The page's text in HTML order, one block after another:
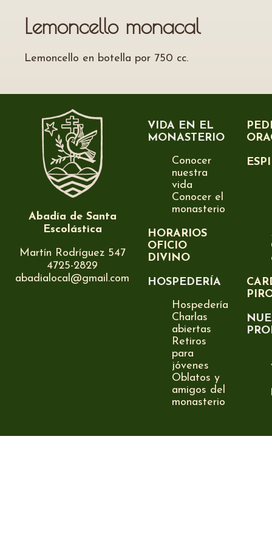
Lemoncello monacal
Lemoncello en botella por 750 cc.
Abadía de Santa
Escolástica
Martín Rodríguez 547
4725-2829
abadialocal@gmail.com
VIDA EN EL
MONASTERIO
Conocer
nuestra
vida
Conocer el
monasterio
HORARIOS
OFICIO
DIVINO
HOSPEDERÍA
Hospedería
Charlas
abiertas
Retiros
para
jóvenes
Oblatos y
amigos del
monasterio